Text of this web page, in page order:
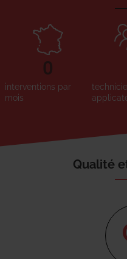
interventions par
mois
0
Qualité